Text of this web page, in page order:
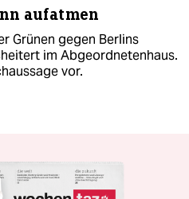
aufatmen
Grünen gegen Berlins
im Abgeordnetenhaus.
vor.